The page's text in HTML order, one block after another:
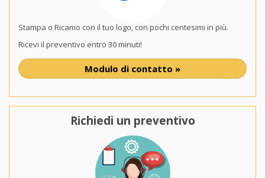
Stampa o Ricamo con il tuo logo, con pochi centesimi in più.
Ricevi il preventivo entro 30 minuti!
Modulo di contatto »
Richiedi un preventivo